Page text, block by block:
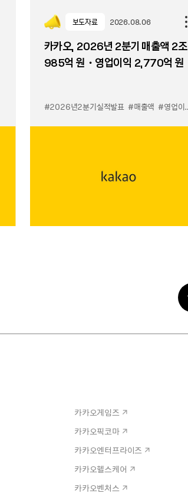
보도자료 2026.08.06
카카오, 2026년 2분기 매출액 2조
985억 원・영업이익 2,770억 원
#2026년2분기실적발표 #매출액 #영업이익
카카오게임즈
카카오픽코마
카카오엔터프라이즈
카카오헬스케어
카카오벤처스